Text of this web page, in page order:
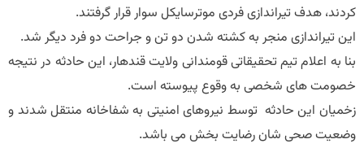
کردند، هدف تیراندازی فردی موترسایکل سوار قرار گرفتند.
این تیراندازی منجر به کشته شدن دو تن و جراحت دو فرد دیگر شد.
بنا به اعلام تیم تحقیقاتی قومندانی ولایت قندهار، این حادثه در نتیجه
خصومت های شخصی به وقوع پیوسته است.
زخمیان این حادثه توسط نیروهای امنیتی به شفاخانه منتقل شدند و
وضعیت صحی شان رضایت بخش می باشد.